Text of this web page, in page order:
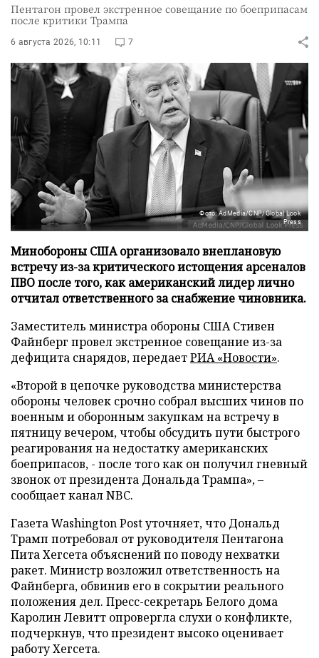
Пентагон провел экстренное совещание по боеприпасам
после критики Трампа
6 августа 2026, 10:11 7
Фото: AdMedia/CNP/Global Look
Press
Минобороны США организовало внеплановую
встречу из-за критического истощения арсеналов
ПВО после того, как американский лидер лично
отчитал ответственного за снабжение чиновника.
Заместитель министра обороны США Стивен
Файнберг провел экстренное совещание из-за
дефицита снарядов, передаетРИА «Новости».
«Второй в цепочке руководства министерства
обороны человек срочно собрал высших чинов по
военным и оборонным закупкам на встречу в
пятницу вечером, чтобы обсудить пути быстрого
реагирования на недостатку американских
боеприпасов, - после того как он получил гневный
звонок от президента Дональда Трампа», –
сообщает канал NBC.
Газета Washington Post уточняет, что Дональд
Трамп потребовал от руководителя Пентагона
Пита Хегсета объяснений по поводу нехватки
ракет. Министр возложил ответственность на
Файнберга, обвинив его в сокрытии реального
положения дел. Пресс-секретарь Белого дома
Каролин Левитт опровергла слухи о конфликте,
подчеркнув, что президент высоко оценивает
работу Хегсета.